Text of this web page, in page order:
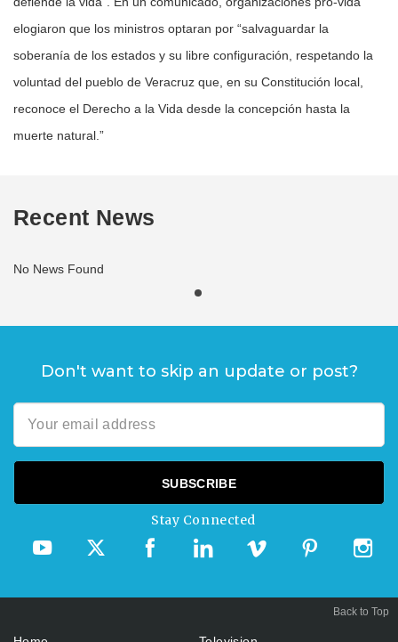
elogiaron que los ministros optaran por “salvaguardar la
soberanía de los estados y su libre configuración, respetando la
voluntad del pueblo de Veracruz que, en su Constitución local,
reconoce el Derecho a la Vida desde la concepción hasta la
muerte natural.”
Recent News
No News Found
Don't want to skip an update or post?
Stay Connected
Back to Top